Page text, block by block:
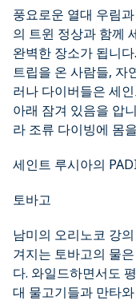
풍요로운 열대 우림
의 트윈 정상과 함께
완벽한 장소가 됩니
트립을 온 사람들, 자
러나 다이버들은 세
아래 잠겨 있음을 압
라 조류 다이빙에 몸
세인트 루시아의
토바고
남미의 오리노코 강
겨지는 토바고의 물
다. 와일드하면서도
대 물고기들과 만타